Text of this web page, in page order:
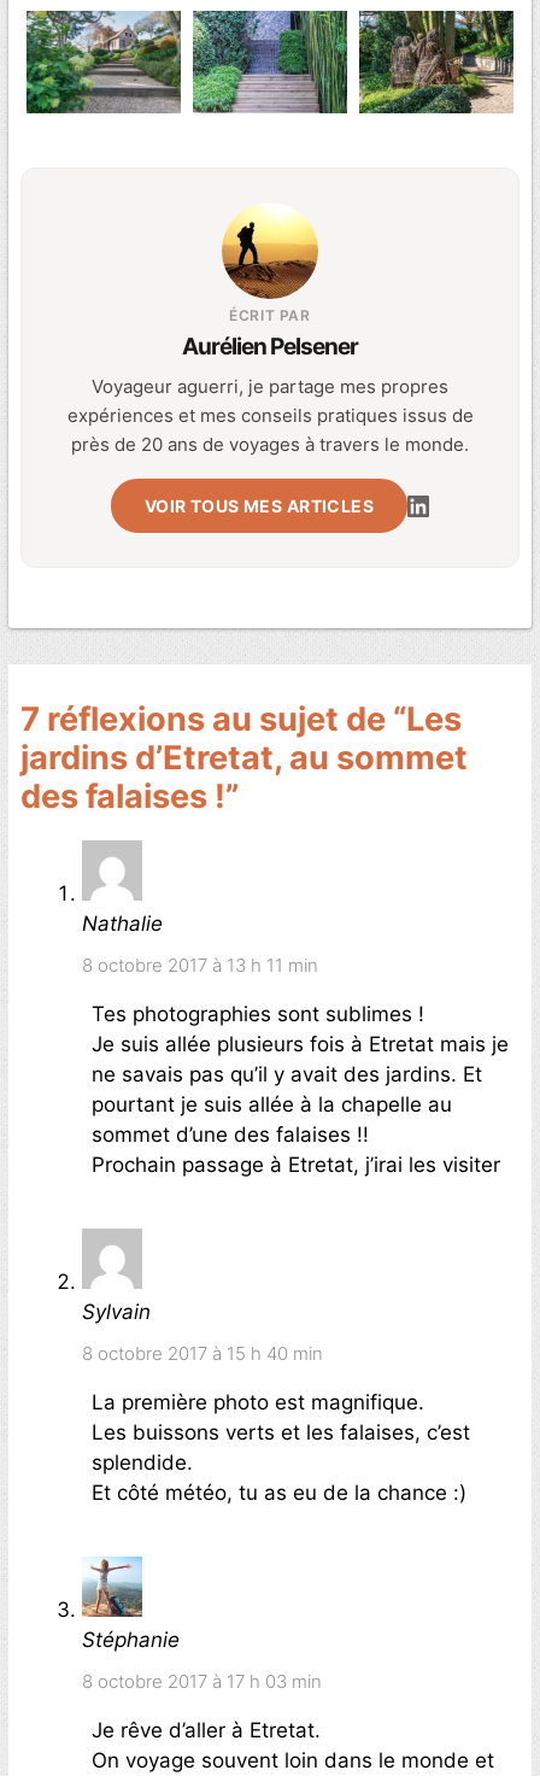
ÉCRIT PAR
Aurélien Pelsener
Voyageur aguerri, je partage mes propres
expériences et mes conseils pratiques issus de
près de 20 ans de voyages à travers le monde.
VOIR TOUS MES ARTICLES
7 réflexions au sujet de “Les
jardins d’Etretat, au sommet
des falaises !”
Nathalie
8 octobre 2017 à 13 h 11 min
Tes photographies sont sublimes !
Je suis allée plusieurs fois à Etretat mais je
ne savais pas qu’il y avait des jardins. Et
pourtant je suis allée à la chapelle au
sommet d’une des falaises !!
Prochain passage à Etretat, j’irai les visiter
Sylvain
8 octobre 2017 à 15 h 40 min
La première photo est magnifique.
Les buissons verts et les falaises, c’est
splendide.
Et côté météo, tu as eu de la chance :)
Stéphanie
8 octobre 2017 à 17 h 03 min
Je rêve d’aller à Etretat.
On voyage souvent loin dans le monde et